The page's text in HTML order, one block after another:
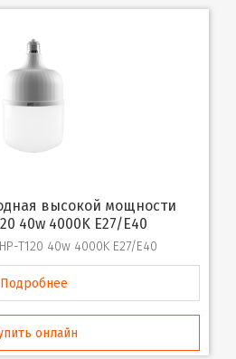
40w 4000K E27/E40
T120 40w 4000K E27/E40
Подробнее
онлайн